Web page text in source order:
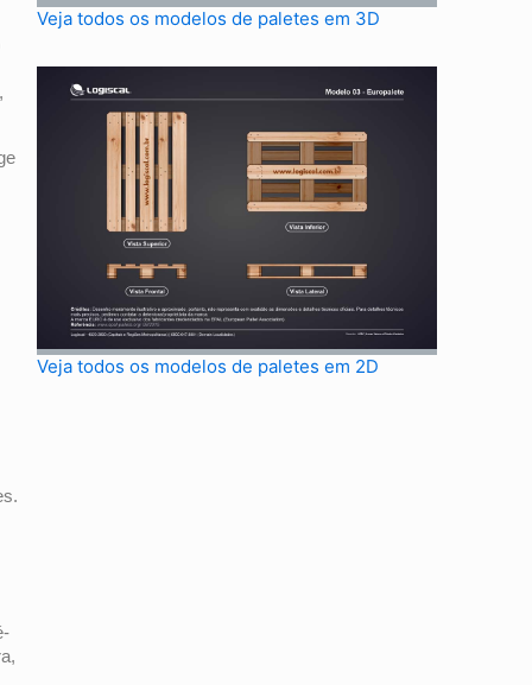
Veja todos os modelos de paletes em 3D
Veja todos os modelos de paletes em 2D